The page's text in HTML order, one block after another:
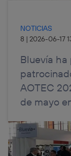
NOTICIAS
8 | 2026-06-17
Bluevía
AOTEC
de mayo